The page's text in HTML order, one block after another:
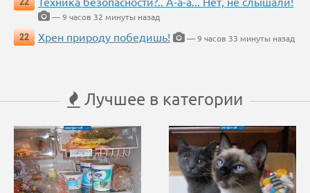
— 9 часов 32 минуты назад
22
Хрен природу победишь! — 9 часов 33 минуты назад
Лучшее в категории